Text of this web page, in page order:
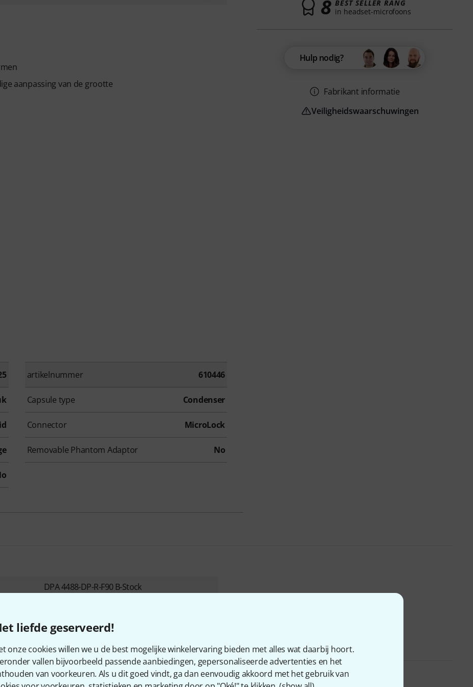
liefde geserveerd!
onze cookies willen we u de best mogelijke winkelervaring bieden met alles wat daarbij hoort.
vallen bijvoorbeeld passende aanbiedingen, gepersonaliseerde advertenties en het
van voorkeuren. Als u dit goed vindt, ga dan eenvoudig akkoord met het gebruik van
aanpassing van de grootte
artikelnummer 610446
Capsule type Condenser
Connector MicroLock
Removable Phantom Adaptor No
8 BEST SELLER RANG
in headset-microfoons
Hulp nodig?
Fabrikant informatie
Veiligheidswaarschuwingen
DPA 4488-DP-R-F90 B-Stock